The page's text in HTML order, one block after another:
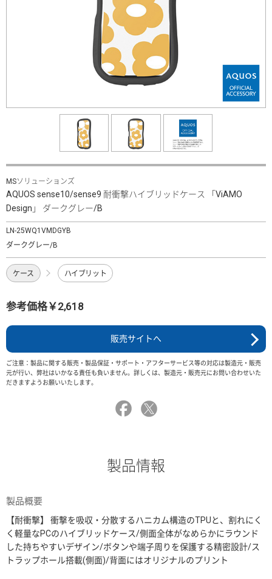
MSソリューションズ
AQUOS sense10/sense9 耐衝撃ハイブリッドケース 「ViAMO
Design」 ダークグレー/B
LN-25WQ1VMDGYB
ダークグレー/B
ケース ハイブリット
参考価格￥2,618
販売サイトへ
ご注意：製品に関する販売・製品保証・サポート・アフターサービス等の対応は製造元・販売
元が行い、弊社はいかなる責任も負いません。詳しくは、製造元・販売元にお問い合わせいた
だきますようお願いいたします。
製品情報
製品概要
【耐衝撃】 衝撃を吸収・分散するハニカム構造のTPUと、割れにく
く軽量なPCのハイブリッドケース/側面全体がなめらかにラウンド
した持ちやすいデザイン/ボタンや端子周りを保護する精密設計/ス
トラップホール搭載(側面)/背面にはオリジナルのプリント